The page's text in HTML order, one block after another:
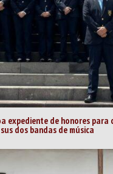
expediente de honores para
dos bandas de música